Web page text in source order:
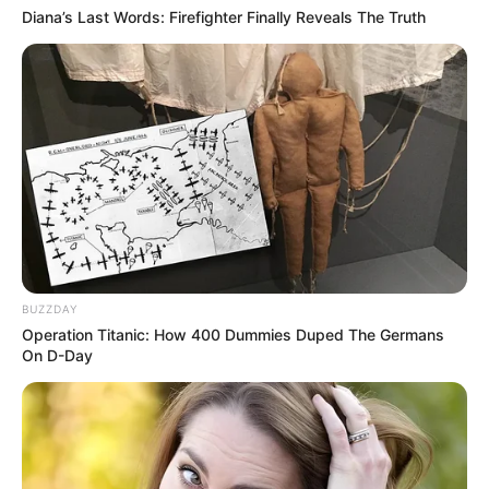
Bezeichnung des Ausflugs- oder Freizeitziels *:
URL bzw. Link (wenn vorhanden):
Kurztext zum Ausflugs- oder Freizeitziel *:
E-Mail (wird nicht angezeigt) *:
Eingabe prüfen:
Diana’s Last Words: Firefighter Finally Reveals The Truth
BUZZDAY
Operation Titanic: How 400 Dummies Duped The Germans
On D-Day